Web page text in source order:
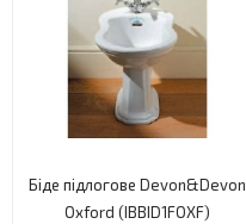
Біде підлогове Devon&Devon
Oxford (IBBID1FOXF)